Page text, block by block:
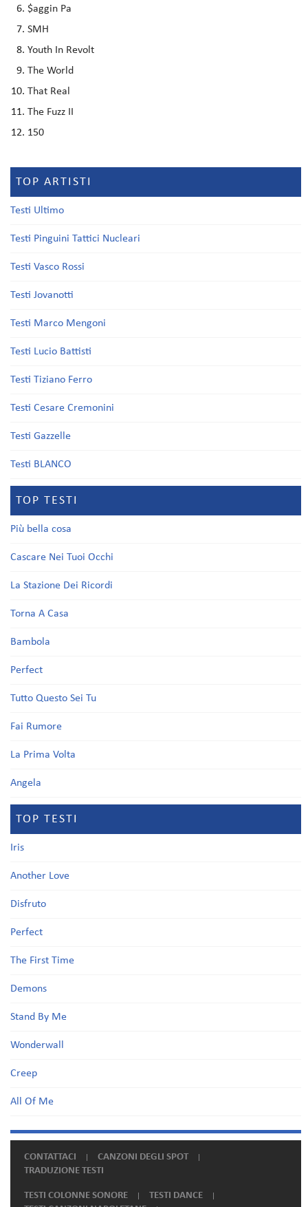
$aggin Pa
SMH
Youth In Revolt
The World
That Real
The Fuzz II
150
TOP ARTISTI
Testi Ultimo
Testi Pinguini Tattici Nucleari
Testi Vasco Rossi
Testi Jovanotti
Testi Marco Mengoni
Testi Lucio Battisti
Testi Tiziano Ferro
Testi Cesare Cremonini
Testi Gazzelle
Testi BLANCO
TOP TESTI
Più bella cosa
Cascare Nei Tuoi Occhi
La Stazione Dei Ricordi
Torna A Casa
Bambola
Perfect
Tutto Questo Sei Tu
Fai Rumore
La Prima Volta
Angela
TOP TESTI
Iris
Another Love
Disfruto
Perfect
The First Time
Demons
Stand By Me
Wonderwall
Creep
All Of Me
CONTATTACI
CANZONI DEGLI SPOT
TRADUZIONE TESTI
TESTI COLONNE SONORE
TESTI DANCE